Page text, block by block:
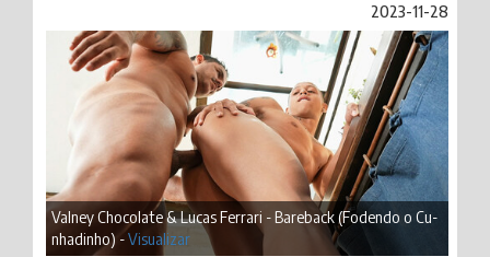
2023-11-28
Valney Chocolate & Lucas Ferrari - Bareback (Fodendo o Cu-
nhadinho) -Visualizar